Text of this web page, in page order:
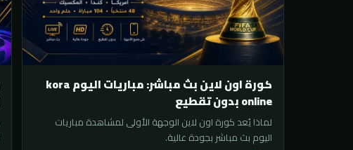
كورة اون لاين بث مباشر: مباريات اليوم kora
online بدون تقطيع
لماذا يُعد كورة اون لاين الوجهة الأولى لمشاهدة مباريات
اليوم بث مباشر بجودة عالية.